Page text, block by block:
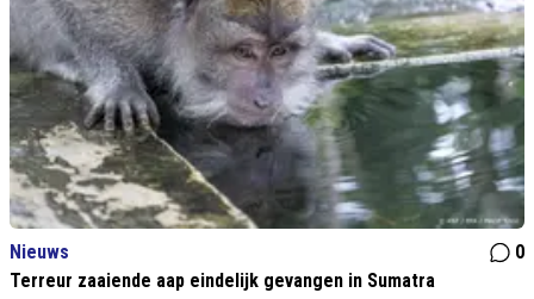
Nieuws
0
Terreur zaaiende aap eindelijk gevangen in Sumatra